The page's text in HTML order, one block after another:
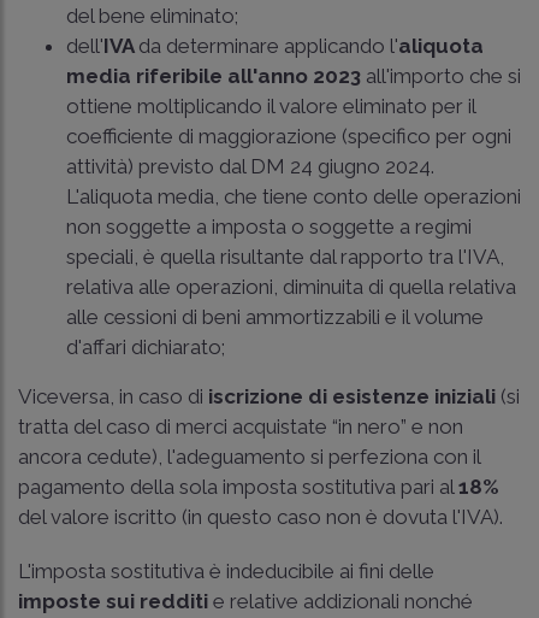
del bene eliminato;
dell'IVA da determinare applicando l'aliquota
media riferibile all'anno 2023 all'importo che si
ottiene moltiplicando il valore eliminato per il
coefficiente di maggiorazione (specifico per ogni
attività) previsto dal DM 24 giugno 2024.
L'aliquota media, che tiene conto delle operazioni
non soggette a imposta o soggette a regimi
speciali, è quella risultante dal rapporto tra l'IVA,
relativa alle operazioni, diminuita di quella relativa
alle cessioni di beni ammortizzabili e il volume
d'affari dichiarato;
Viceversa, in caso di iscrizione di esistenze iniziali (si
tratta del caso di merci acquistate “in nero” e non
ancora cedute), l'adeguamento si perfeziona con il
pagamento della sola imposta sostitutiva pari al18%
del valore iscritto (in questo caso non è dovuta l'IVA).
L'imposta sostitutiva è indeducibile ai fini delle
imposte sui redditi e relative addizionali nonché